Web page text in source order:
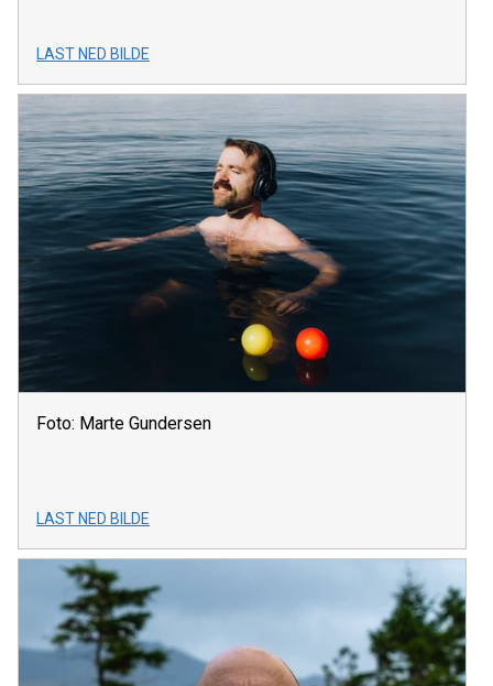
LAST NED BILDE
Foto: Marte Gundersen
LAST NED BILDE